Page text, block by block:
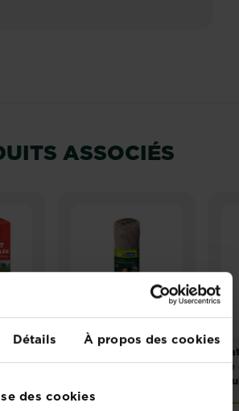
Détails À propos des cookies
des cookies
ASSOCIÉS
Capinea X
Fertiligène Rouleau
sécheresse et gel
de